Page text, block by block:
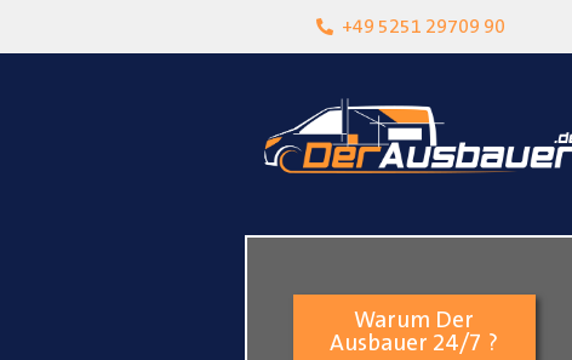
+49 5251 29709 90
Lokalgeschäft in Paderborn
Warum Der
Ausbauer 24/7 ?